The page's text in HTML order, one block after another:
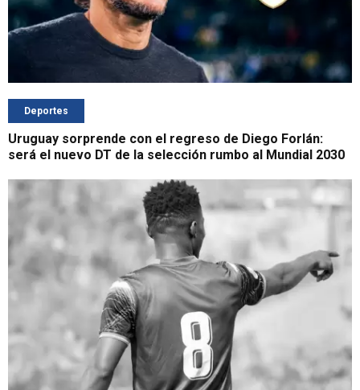
Deportes
Uruguay sorprende con el regreso de Diego Forlán:
será el nuevo DT de la selección rumbo al Mundial 2030